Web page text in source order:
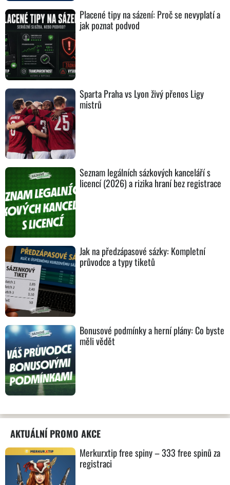
Placené tipy na sázení: Proč se nevyplatí a
jak poznat podvod
Sparta Praha vs Lyon živý přenos Ligy
mistrů
Seznam legálních sázkových kanceláří s
licencí (2026) a rizika hraní bez registrace
Jak na předzápasové sázky: Kompletní
průvodce a typy tiketů
Bonusové podmínky a herní plány: Co byste
měli vědět
AKTUÁLNÍ PROMO AKCE
Merkurxtip free spiny – 333 free spinů za
registraci